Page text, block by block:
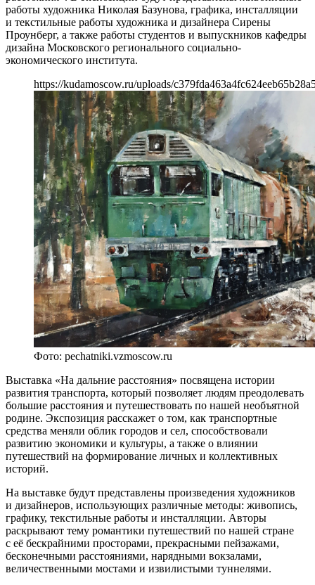
работы художника Николая Базунова, графика, инсталляции
и текстильные работы художника и дизайнера Сирены
Проунберг, а также работы студентов и выпускников кафедры
дизайна Московского регионального социально-
экономического института.
https://kudamoscow.ru/uploads/
Фото: pechatniki.vzmoscow.ru
Выставка «На дальние расстояния» посвящена истории
развития транспорта, который позволяет людям преодолевать
большие расстояния и путешествовать по нашей необъятной
родине. Экспозиция расскажет о том, как транспортные
средства меняли облик городов и сел, способствовали
развитию экономики и культуры, а также о влиянии
путешествий на формирование личных и коллективных
историй.
На выставке будут представлены произведения художников
и дизайнеров, использующих различные методы: живопись,
графику, текстильные работы и инсталляции. Авторы
раскрывают тему романтики путешествий по нашей стране
с её бескрайними просторами, прекрасными пейзажами,
бесконечными расстояниями, нарядными вокзалами,
величественными мостами и извилистыми туннелями.